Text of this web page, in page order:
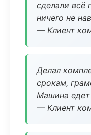
сделали всё
ничего не
— Клиент
Делал
срокам,
Машина едет
— Клиент